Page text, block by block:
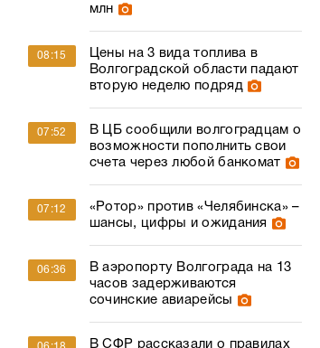
млн
08:15
Цены на 3 вида топлива в
Волгоградской области падают
вторую неделю подряд
07:52
В ЦБ сообщили волгоградцам о
возможности пополнить свои
счета через любой банкомат
07:12
«Ротор» против «Челябинска» –
шансы, цифры и ожидания
06:36
В аэропорту Волгограда на 13
часов задерживаются
сочинские авиарейсы
В СФР рассказали о правилах